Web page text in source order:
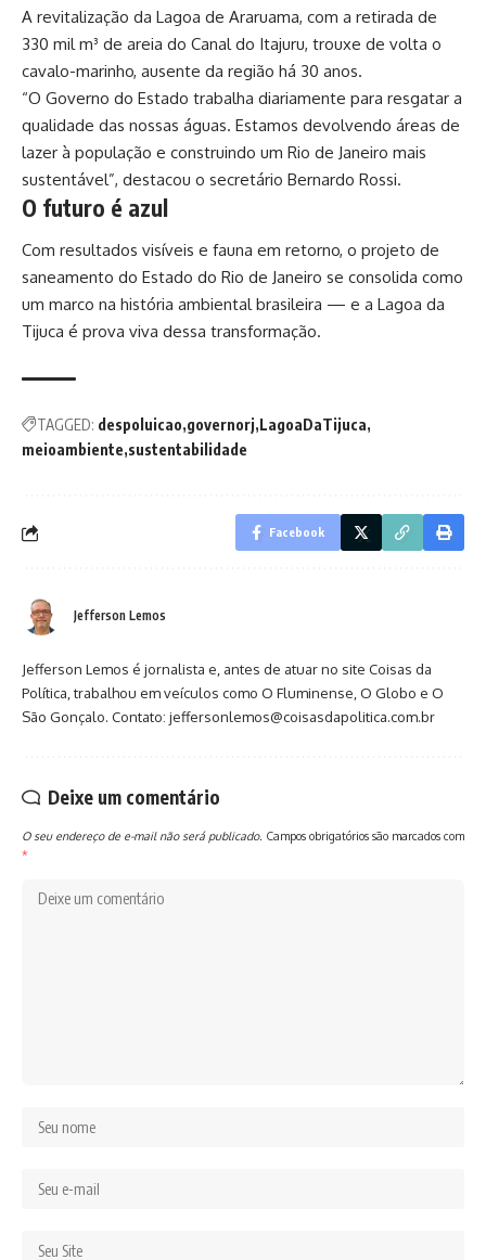
A revitalização da Lagoa de Araruama, com a retirada de
330 mil m³ de areia do Canal do Itajuru, trouxe de volta o
cavalo-marinho, ausente da região há 30 anos.
“O Governo do Estado trabalha diariamente para resgatar a
qualidade das nossas águas. Estamos devolvendo áreas de
lazer à população e construindo um Rio de Janeiro mais
sustentável”, destacou o secretário Bernardo Rossi.
O futuro é azul
Com resultados visíveis e fauna em retorno, o projeto de
saneamento do Estado do Rio de Janeiro se consolida como
um marco na história ambiental brasileira — e a Lagoa da
Tijuca é prova viva dessa transformação.
TAGGED: despoluicao governorj LagoaDaTijuca
meioambiente sustentabilidade
Facebook
Jefferson Lemos
Jefferson Lemos é jornalista e, antes de atuar no site Coisas da
Política, trabalhou em veículos como O Fluminense, O Globo e O
São Gonçalo. Contato: jeffersonlemos@coisasdapolitica.com.br
Deixe um comentário
O seu endereço de e-mail não será publicado. Campos obrigatórios são marcados com
*